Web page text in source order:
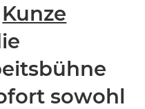
Kunze
sowohl